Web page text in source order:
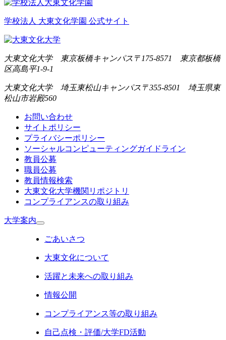
学校法人 大東文化学園 公式サイト
大東文化大学 東京板橋キャンパス 〒175-8571 東京都板橋
区高島平1-9-1
大東文化大学 埼玉東松山キャンパス 〒355-8501 埼玉県東
松山市岩殿560
お問い合わせ
サイトポリシー
プライバシーポリシー
ソーシャルコンピューティングガイドライン
教員公募
職員公募
教員情報検索
大東文化大学機関リポジトリ
コンプライアンスの取り組み
大学案内
ごあいさつ
大東文化について
活躍と未来への取り組み
情報公開
コンプライアンス等の取り組み
自己点検・評価/大学FD活動